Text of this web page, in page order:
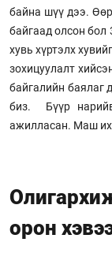
байна шүү дээ.
байгаад олсон бол
хувь хүртэлх
зохицуулалт
байгалийн баялаг
биз. Бүүр
ажилласан. Маш
орон